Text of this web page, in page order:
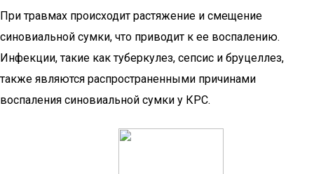
При травмах происходит растяжение и смещение
синовиальной сумки, что приводит к ее воспалению.
Инфекции, такие как туберкулез, сепсис и бруцеллез,
также являются распространенными причинами
воспаления синовиальной сумки у КРС.